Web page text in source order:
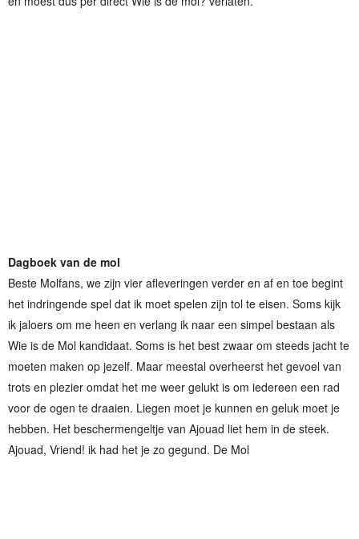
Dagboek van de mol
Beste Molfans, we zijn vier afleveringen verder en af en toe begint
het indringende spel dat ik moet spelen zijn tol te eisen. Soms kijk
ik jaloers om me heen en verlang ik naar een simpel bestaan als
Wie is de Mol kandidaat. Soms is het best zwaar om steeds jacht te
moeten maken op jezelf. Maar meestal overheerst het gevoel van
trots en plezier omdat het me weer gelukt is om iedereen een rad
voor de ogen te draaien. Liegen moet je kunnen en geluk moet je
hebben. Het beschermengeltje van Ajouad liet hem in de steek.
Ajouad, Vriend! ik had het je zo gegund. De Mol